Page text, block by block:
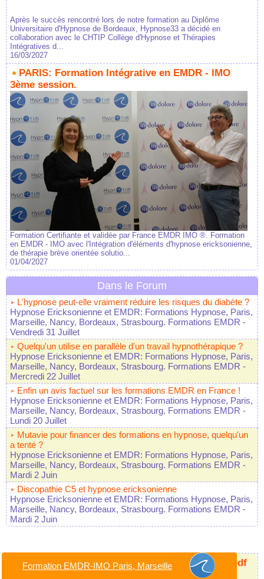
Après le succès rencontré lors de notre formation au Diplôme
Universitaire d'Hypnose de Bordeaux, Hypnose33 a décidé en
collaboration avec le CHTIP Collège d'Hypnose et Thérapies
Intégratives d...
16/03/2027
PARIS: Formation Intégrative en EMDR - IMO
3ème session.
Formation Certifiante et validée par France EMDR IMO ®. Formation
en EMDR - IMO avec l'Intégration d'éléments d'hypnose ericksonienne,
de thérapie brève orientée solutio...
01/04/2027
Dans le Forum
L'hypnose peut-elle vraiment réduire les risques du diabète ?
Hypnose Ericksonienne et EMDR: Formations Hypnose, Paris,
Marseille, Nancy, Bordeaux, Strasbourg. Formations EMDR -
Vendredi 31 Juillet
Quelqu'un utilise en parallèle d'un travail hypnothérapique ?
Hypnose Ericksonienne et EMDR: Formations Hypnose, Paris,
Marseille, Nancy, Bordeaux, Strasbourg. Formations EMDR -
Mercredi 22 Juillet
Enfin un avis factuel sur les formations EMDR en France !
Hypnose Ericksonienne et EMDR: Formations Hypnose, Paris,
Marseille, Nancy, Bordeaux, Strasbourg. Formations EMDR -
Lundi 20 Juillet
Mutavie pour financer des formations en hypnose, quelqu'un
a tenté ?
Hypnose Ericksonienne et EMDR: Formations Hypnose, Paris,
Marseille, Nancy, Bordeaux, Strasbourg. Formations EMDR -
Mardi 2 Juin
Discopathie C5 et hypnose ericksonienne
Hypnose Ericksonienne et EMDR: Formations Hypnose, Paris,
Marseille, Nancy, Bordeaux, Strasbourg. Formations EMDR -
Mardi 2 Juin
Livret Congres Hypnose Emergences 2026.pdf
Formation EMDR-IMO Paris, Marseille